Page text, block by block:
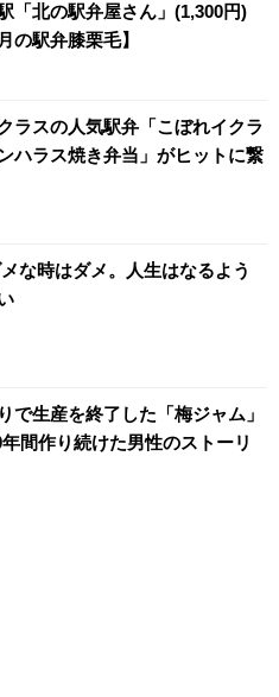
「北の駅弁屋さん」(1,300円)
の駅弁膝栗毛】
ラスの人気駅弁「こぼれイクラ
ハラス焼き弁当」がヒットに繋
な時はダメ。人生はなるよう
で生産を終了した「梅ジャム」
間作り続けた男性のストーリ